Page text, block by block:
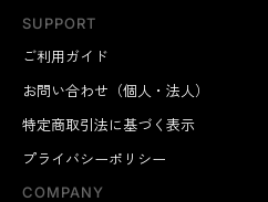
SUPPORT
ご利用ガイド
お問い合わせ（個人・法人）
特定商取引法に基づく表示
プライバシーポリシー
COMPANY